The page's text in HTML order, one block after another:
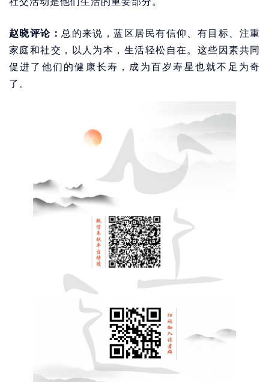
赵晓评论： 总的来说，蓝区居民有信仰、有目标、注重
家庭和社交，以人为本，生活轻松自在。这些因素共同
促进了他们的健康长寿，成为百岁寿星也就不足为奇
了。